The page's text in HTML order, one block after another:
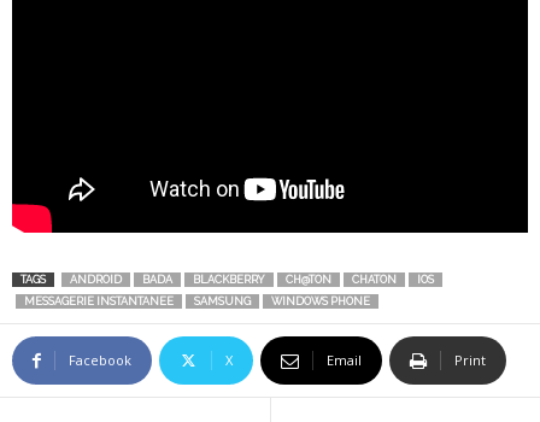
TAGS ANDROID BADA BLACKBERRY CH@TON CHATON
IOS
MESSAGERIE INSTANTANEE
SAMSUNG WINDOWS PHONE
Facebook X Email Print